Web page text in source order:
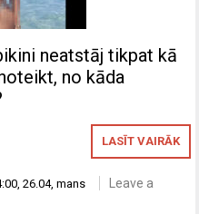
neatstāj tikpat kā
no kāda
LASĪT VAIRĀK
,26.04,mans
Leave a